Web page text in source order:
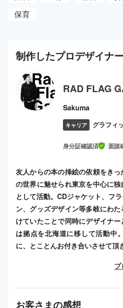
保育
制作したプロデザイナー
RAD FLAG
Sakuma
キャリア グラフィ
身分証確認済 面談
友人からの本の挿絵の依頼をき
の世界に魅せられ東京を中心に
として活動。CDジャケット、フ
ン、グッズデザイン等多岐にわ
けていたことで同時にデザイナ
は拠点を北海道に移して活動中
に、とことんお付き合いさせて頂
お客さまの感想